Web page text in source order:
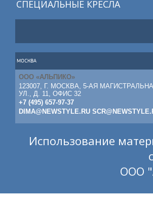
СПЕЦИАЛЬНЫЕ КРЕСЛА
МОСКВА
ООО «АЛЬПИКО»
123007, Г. МОСКВА, 5-АЯ
УЛ., Д. 11, ОФИС 32
+7 (495) 657-97-37
DIMA@NEWSTYLE.RU
Использование
ООО